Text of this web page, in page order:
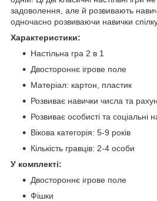
задоволення, але й розвивають
одночасно розвиваючи навички
Характеристики:
Настільна гра 2 в 1
Двостороннє ігрове поле
Матеріал: картон, пластик
Розвиває навички числа та
Розвиває особисті та соціальні
Вікова категорія: 5-9 років
Кількість гравців: 2-4 особи
У комплекті:
Двостороннє ігрове поле
Фішки